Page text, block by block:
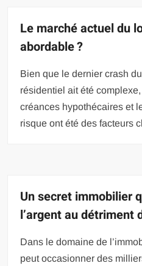
Le marché actuel du
abordable ?
Bien que le dernier crash
résidentiel ait été
créances hypothécaires et
risque ont été des facteurs
Un secret immobilier
l’argent au détriment
Dans le domaine de
peut occasionner des